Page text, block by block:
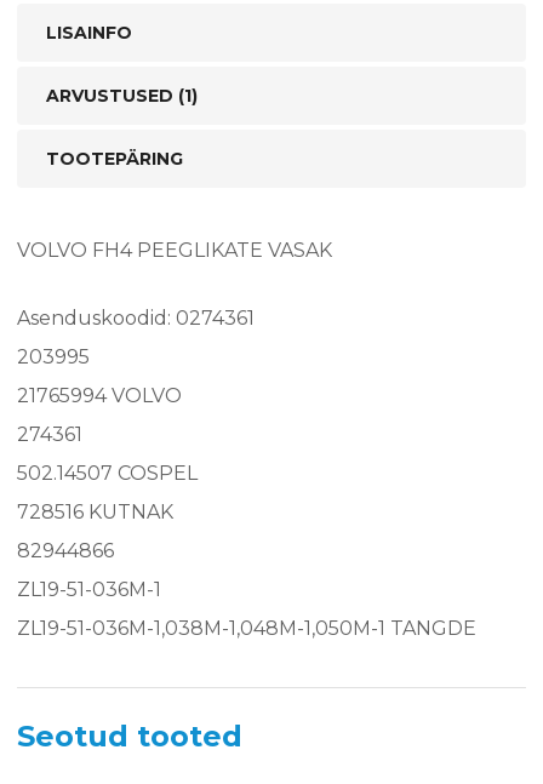
LISAINFO
ARVUSTUSED (1)
TOOTEPÄRING
VOLVO FH4 PEEGLIKATE VASAK
Asenduskoodid: 0274361
203995
21765994 VOLVO
274361
502.14507 COSPEL
728516 KUTNAK
82944866
ZL19-51-036M-1
ZL19-51-036M-1,038M-1,048M-1,050M-1 TANGDE
Seotud tooted